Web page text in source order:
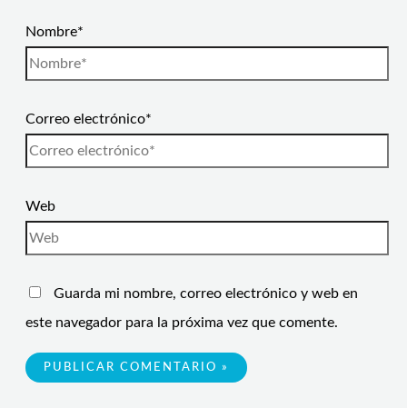
Nombre*
Correo electrónico*
Web
Guarda mi nombre, correo electrónico y web en
este navegador para la próxima vez que comente.